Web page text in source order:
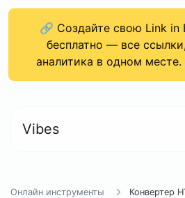
🔗 Создайте свою Link in
бесплатно — все
аналитика в одном
Vibes
Онлайн инструменты Конвертер